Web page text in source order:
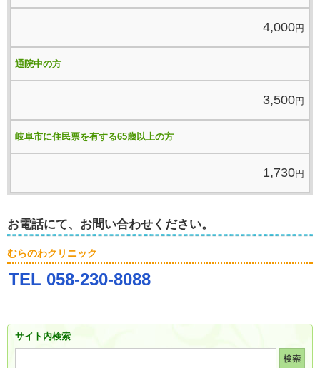
4,000円
通院中の方
3,500円
岐阜市に住民票を有する65歳以上の方
1,730円
お電話にて、お問い合わせください。
むらのわクリニック
TEL 058-230-8088
サイト内検索